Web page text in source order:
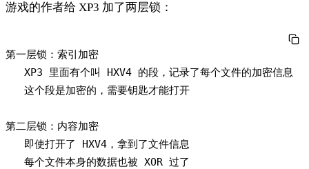
游戏的作者给 XP3 加了两层锁：
第一层锁：索引加密
   XP3 里面有个叫 HXV4 的段，记录了每个文件的加密信息
   这个段是加密的，需要钥匙才能打开
第二层锁：内容加密
   即使打开了 HXV4，拿到了文件信息
   每个文件本身的数据也被 XOR 过了